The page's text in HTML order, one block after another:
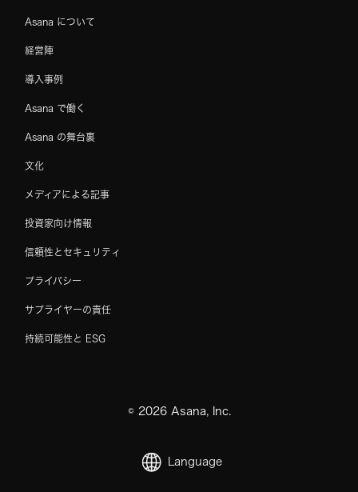
Asana について
経営陣
導入事例
Asana で働く
Asana の舞台裏
文化
メディアによる記事
投資家向け情報
信頼性とセキュリティ
プライバシー
サプライヤーの責任
持続可能性と ESG
© 2026Asana, Inc.
Language